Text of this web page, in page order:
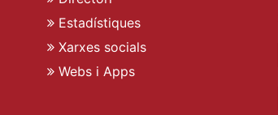
Estadístiques
Xarxes socials
Webs i Apps